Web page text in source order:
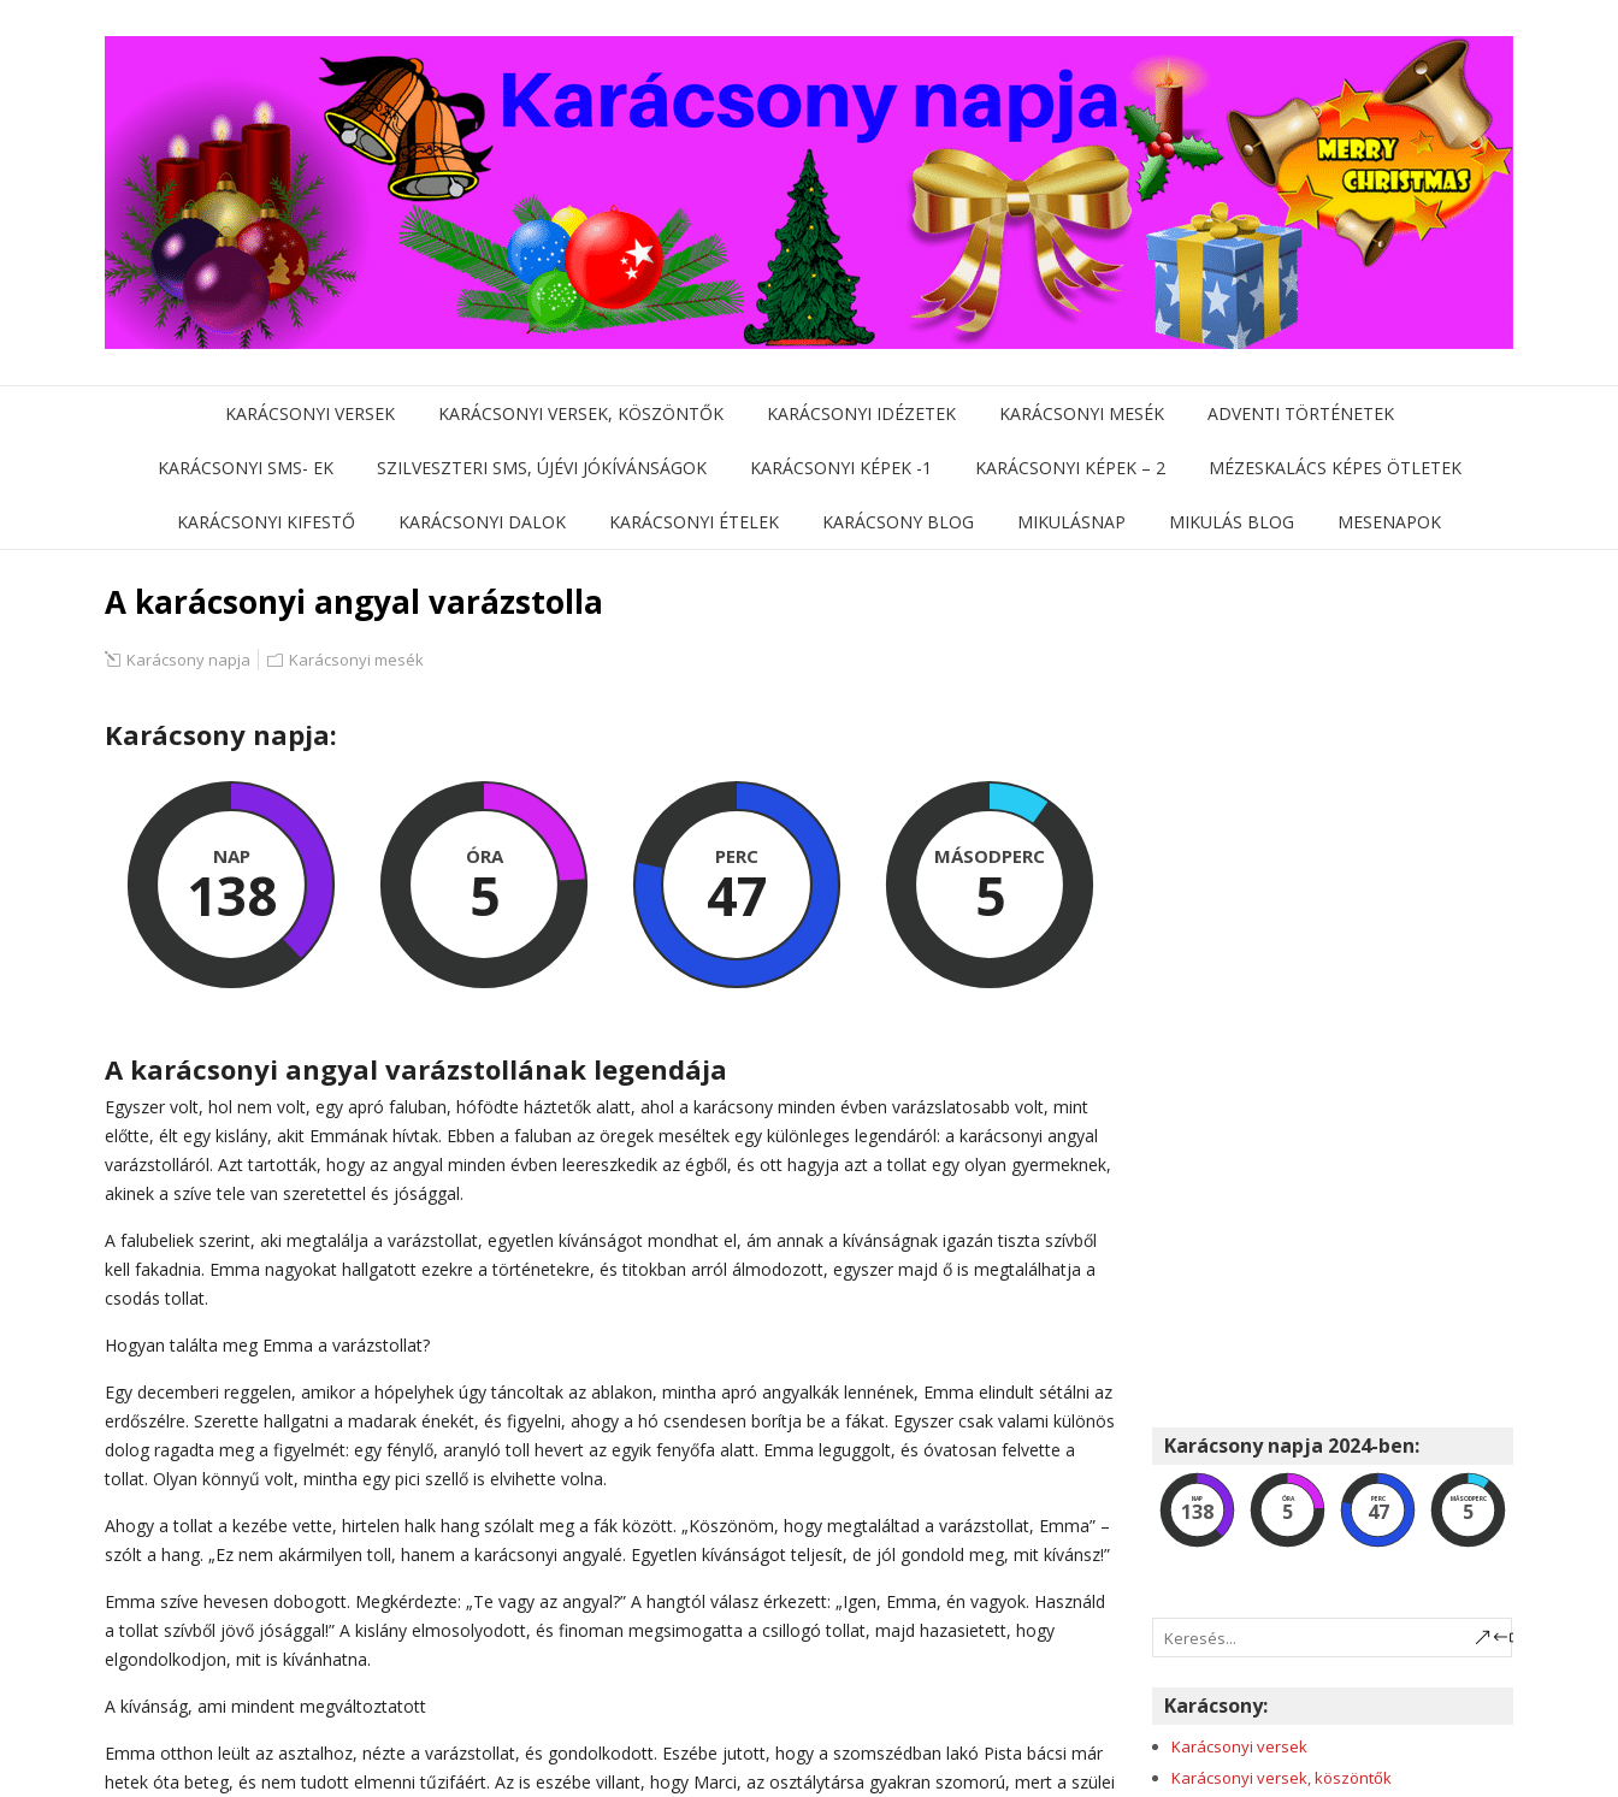
KARÁCSONYI VERSEK KARÁCSONYI VERSEK, KÖSZÖNTŐK KARÁCSONYI IDÉZETEK KARÁCSONYI MESÉK ADVENTI TÖRTÉNETEK
KARÁCSONYI SMS- EK SZILVESZTERI SMS, ÚJÉVI JÓKÍVÁNSÁGOK KARÁCSONYI KÉPEK -1 KARÁCSONYI KÉPEK – 2 MÉZESKALÁCS KÉPES ÖTLETEK
KARÁCSONYI KIFESTŐ KARÁCSONYI DALOK KARÁCSONYI ÉTELEK KARÁCSONY BLOG MIKULÁSNAP MIKULÁS BLOG MESENAPOK
A karácsonyi angyal varázstolla
Karácsony napja Karácsonyi mesék
Karácsony napja:
NAP
138
ÓRA
5
PERC
47
MÁSODPERC
4
A karácsonyi angyal varázstollának legendája
Egyszer volt, hol nem volt, egy apró faluban, hófödte háztetők alatt, ahol a karácsony minden évben varázslatosabb volt, mint
előtte, élt egy kislány, akit Emmának hívtak. Ebben a faluban az öregek meséltek egy különleges legendáról: a karácsonyi angyal
varázstolláról. Azt tartották, hogy az angyal minden évben leereszkedik az égből, és ott hagyja azt a tollat egy olyan gyermeknek,
akinek a szíve tele van szeretettel és jósággal.
A falubeliek szerint, aki megtalálja a varázstollat, egyetlen kívánságot mondhat el, ám annak a kívánságnak igazán tiszta szívből
kell fakadnia. Emma nagyokat hallgatott ezekre a történetekre, és titokban arról álmodozott, egyszer majd ő is megtalálhatja a
csodás tollat.
Hogyan találta meg Emma a varázstollat?
Egy decemberi reggelen, amikor a hópelyhek úgy táncoltak az ablakon, mintha apró angyalkák lennének, Emma elindult sétálni az
erdőszélre. Szerette hallgatni a madarak énekét, és figyelni, ahogy a hó csendesen borítja be a fákat. Egyszer csak valami különös
dolog ragadta meg a figyelmét: egy fénylő, aranyló toll hevert az egyik fenyőfa alatt. Emma leguggolt, és óvatosan felvette a
tollat. Olyan könnyű volt, mintha egy pici szellő is elvihette volna.
Ahogy a tollat a kezébe vette, hirtelen halk hang szólalt meg a fák között. „Köszönöm, hogy megtaláltad a varázstollat, Emma” –
szólt a hang. „Ez nem akármilyen toll, hanem a karácsonyi angyalé. Egyetlen kívánságot teljesít, de jól gondold meg, mit kívánsz!”
Emma szíve hevesen dobogott. Megkérdezte: „Te vagy az angyal?” A hangtól válasz érkezett: „Igen, Emma, én vagyok. Használd
a tollat szívből jövő jósággal!” A kislány elmosolyodott, és finoman megsimogatta a csillogó tollat, majd hazasietett, hogy
elgondolkodjon, mit is kívánhatna.
A kívánság, ami mindent megváltoztatott
Emma otthon leült az asztalhoz, nézte a varázstollat, és gondolkodott. Eszébe jutott, hogy a szomszédban lakó Pista bácsi már
hetek óta beteg, és nem tudott elmenni tűzifáért. Az is eszébe villant, hogy Marci, az osztálytársa gyakran szomorú, mert a szülei
Karácsony napja 2024-ben:
NAP
138
ÓRA
5
PERC
47
MÁSODPERC
4
Karácsony:
Karácsonyi versek
Karácsonyi versek, köszöntők